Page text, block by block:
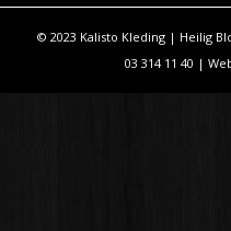
© 2023 Kalisto Kleding | Heilig
03 314 11 40 |